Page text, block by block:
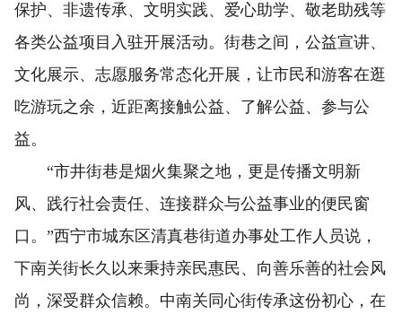
保护、非遗传承、文明实践、爱心助学、敬老助残等
各类公益项目入驻开展活动。街巷之间，公益宣讲、
文化展示、志愿服务常态化开展，让市民和游客在逛
吃游玩之余，近距离接触公益、了解公益、参与公
益。
“市井街巷是烟火集聚之地，更是传播文明新
风、践行社会责任、连接群众与公益事业的便民窗
口。”西宁市城东区清真巷街道办事处工作人员说，
下南关街长久以来秉持亲民惠民、向善乐善的社会风
尚，深受群众信赖。中南关同心街传承这份初心，在